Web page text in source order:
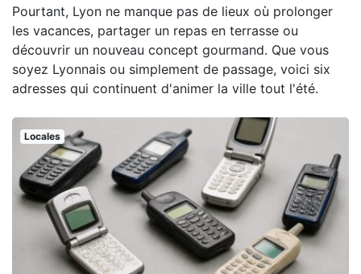
Pourtant, Lyon ne manque pas de lieux où prolonger
les vacances, partager un repas en terrasse ou
découvrir un nouveau concept gourmand. Que vous
soyez Lyonnais ou simplement de passage, voici six
adresses qui continuent d'animer la ville tout l'été.
Locales